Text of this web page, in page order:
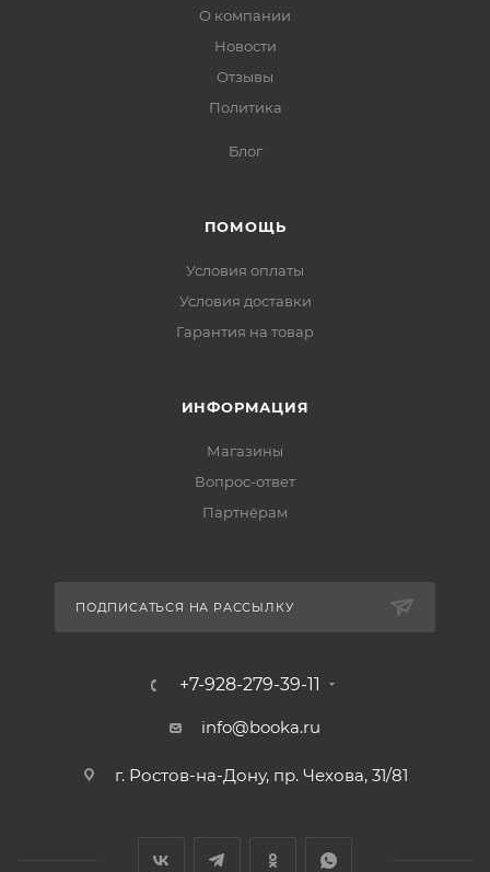
О компании
Новости
Отзывы
Политика
Блог
ПОМОЩЬ
Условия оплаты
Условия доставки
Гарантия на товар
ИНФОРМАЦИЯ
Магазины
Вопрос-ответ
Партнёрам
ПОДПИСАТЬСЯ НА РАССЫЛКУ
+7-928-279-39-11
info@booka.ru
г. Ростов-на-Дону, пр. Чехова, 31/81